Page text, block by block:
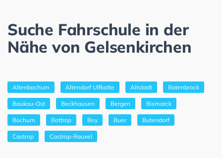
Suche Fahrschule in der
Nähe von Gelsenkirchen
Altenbochum Altendorf Ulfkotte Altstadt Batenbrock
Baukau-Ost Beckhausen Bergen Bismarck
Bochum Bottrop Boy Buer Butendorf
Castrop Castrop-Rauxel